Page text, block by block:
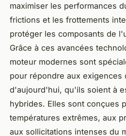
maximiser les performances
frictions et les frottements
protéger les composants de
Grâce à ces avancées
moteur modernes sont
pour répondre aux exigences
d'aujourd'hui, qu'ils soient à
hybrides. Elles sont conçues
températures extrêmes, aux
aux sollicitations intenses du